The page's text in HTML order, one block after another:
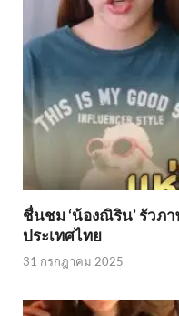
ชื่นชม ‘น้องณิริน’ รัวภ
ประเทศไทย
31 กรกฎาคม 2025